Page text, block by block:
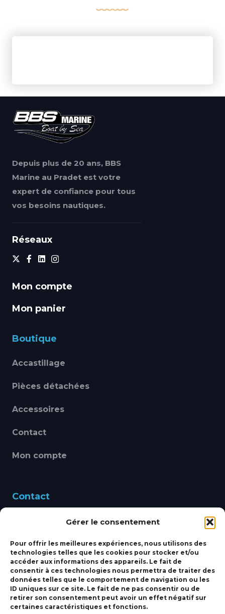
Gérer le consentement
Pour offrir les meilleures expériences, nous utilisons des
technologies telles que les cookies pour stocker et/ou
accéder aux informations des appareils. Le fait de
consentir à ces technologies nous permettra de traiter des
données telles que le comportement de navigation ou les
ID uniques sur ce site. Le fait de ne pas consentir ou de
retirer son consentement peut avoir un effet négatif sur
certaines caractéristiques et fonctions.
Depuis plus de 20 ans, BBS
Marine au Pradet est votre
expert de confiance pour tous
vos besoins nautiques.
Réseaux
Mon compte
Mon panier
Boutique
Accastillage
Pièces détachées
Accessoires
Contact
Mon compte
Contact
460 Avenue Alain Le
bbsmarine@bbs-
marine.fr
Fixe:04 27 50 24 50
Mobile:06 69 44 48 83